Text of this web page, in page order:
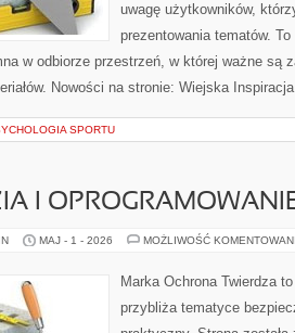
uwagę użytkowników,
prezentowania tematów.
w odbiorze przestrzeń, w której ważne są
Nowości na stronie: Wiejska
SPORTU
I
MAJ - 1 - 2026 MOŻLIWOŚĆ
Marka Ochrona Twierdza
przybliża tematyce